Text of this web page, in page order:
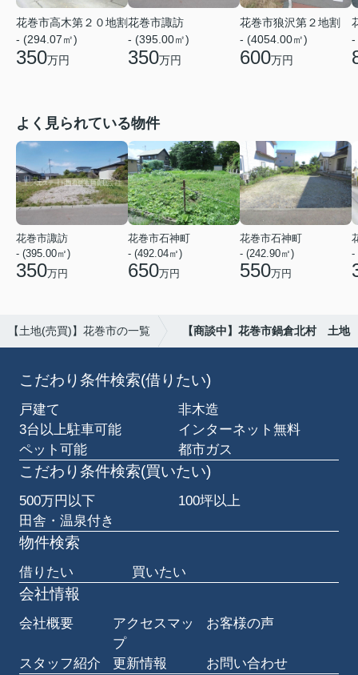
花巻市高木第２０地割
- (294.07㎡)
350万円
花巻市諏訪
- (395.00㎡)
350万円
花巻市狼沢第２地割
- (4054.00㎡)
600万円
-
よく見られている物件
花巻市諏訪
- (395.00㎡)
350万円
花巻市石神町
- (492.04㎡)
650万円
花巻市石神町
- (242.90㎡)
550万円
-
【土地(売買)】花巻市の一覧 【商談中】花巻市鍋倉北村 土地
こだわり条件検索(借りたい)
戸建て
非木造
3台以上駐車可能
インターネット無料
ペット可能
都市ガス
こだわり条件検索(買いたい)
500万円以下
100坪以上
田舎・温泉付き
物件検索
借りたい 買いたい
会社情報
会社概要
アクセスマッ
プ
お客様の声
スタッフ紹介 更新情報 お問い合わせ